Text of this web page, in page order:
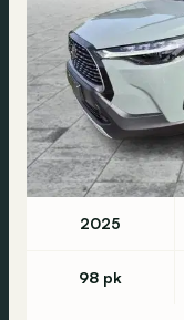
2025
98 pk